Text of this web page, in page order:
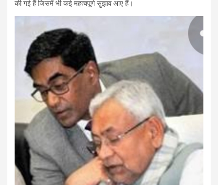
की गई हैं जिसमें भी कई महत्वपूर्ण सुझाव आए हैं।